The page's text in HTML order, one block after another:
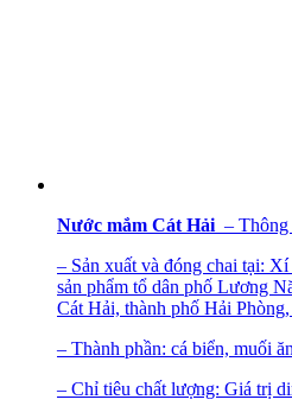
Nước mắm Cát Hải – Thông
– Sản xuất và đóng chai tại:
sản phẩm tổ dân phố Lương
Cát Hải, thành phố Hải
– Thành phần: cá biển, muối
– Chỉ tiêu chất lượng: Giá trị